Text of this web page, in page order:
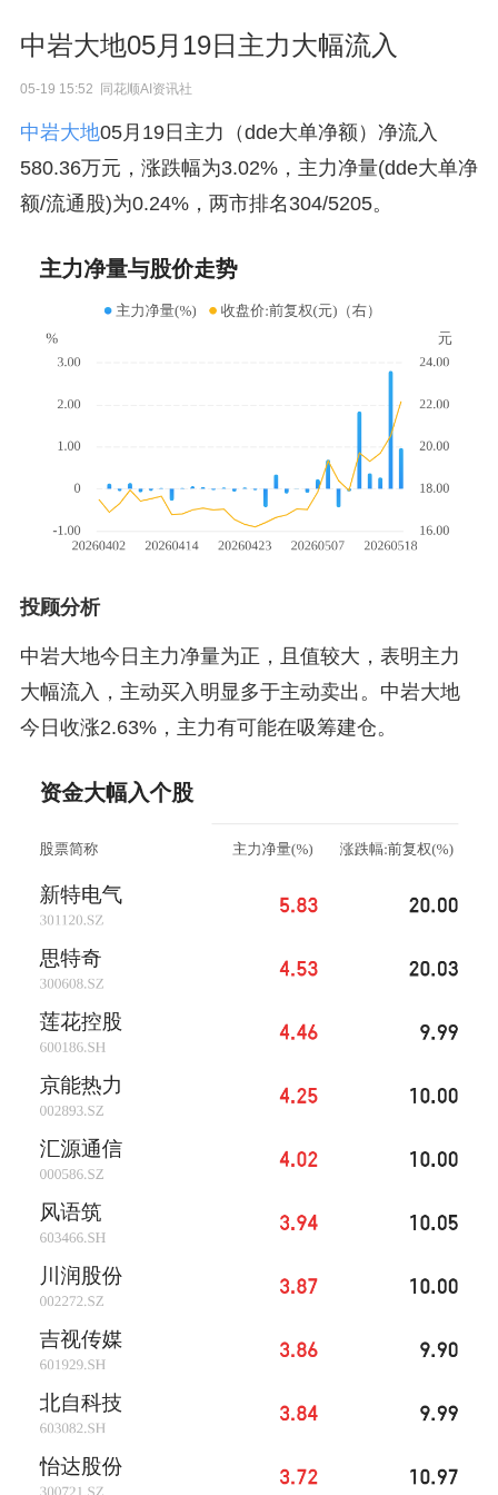
中岩大地05月19日主力大幅流入
05-19 15:52 同花顺AI资讯社
中岩大地05月19日主力（dde大单净额）净流入
580.36万元，涨跌幅为3.02%，主力净量(dde大单净
额/流通股)为0.24%，两市排名304/5205。
投顾分析
中岩大地今日主力净量为正，且值较大，表明主力
大幅流入，主动买入明显多于主动卖出。中岩大地
今日收涨2.63%，主力有可能在吸筹建仓。